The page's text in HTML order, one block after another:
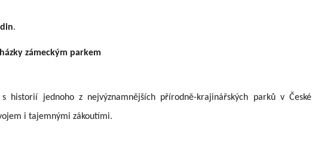
.
zámeckým parkem
historií jednoho z nejvýznamnějších přírodně-krajinářských parků v České
i tajemnými zákoutími.